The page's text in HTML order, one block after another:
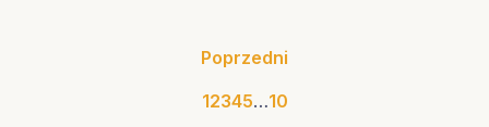
Poprzedni
12345…10